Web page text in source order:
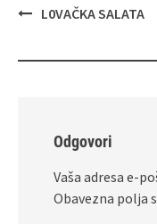
Navigacija
L0VAČKA SALATA
Odgovori
Vaša adresa e-
Obavezna polja